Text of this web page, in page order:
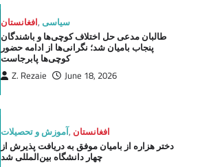
افغانستان,سیاسی
طالبان مدعی حل اختلاف کوچی‌ها و باشندگان
پنجاب بامیان شد؛ نگرانی‌ها از ادامه حضور
کوچی‌ها پابرجاست
Z. Rezaie June 18, 2026
آموزش و تحصیلات, افغانستان
دختر هزاره از بامیان موفق به دریافت پذیرش از
چهار دانشگاه بین‌المللی شد